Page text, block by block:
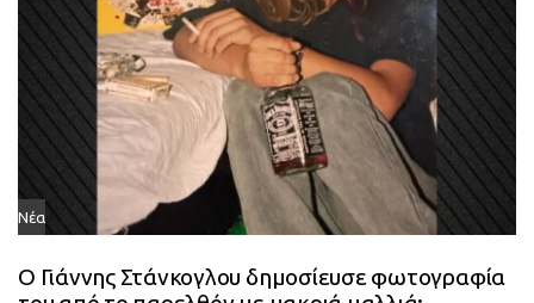
Νέα
Ο Γιάννης Στάνκογλου δημοσίευσε φωτογραφία